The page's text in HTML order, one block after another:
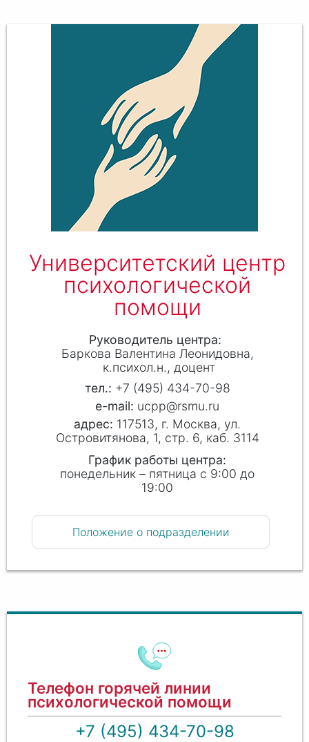
Университетский центр
психологической
помощи
Руководитель центра
Баркова Валентина Леонидовна
к.психол.н., доцент
+7 (495) 434-70-98
ucpp@rsmu.ru
117513, г. Москва, ул.
Островитянова, 1, стр. 6, каб. 3114
График работы центра:
понедельник – пятница с 9:00 до
19:00
Положение о подразделении
Телефон горячей линии
психологической помощи
+7 (495) 434-70-98